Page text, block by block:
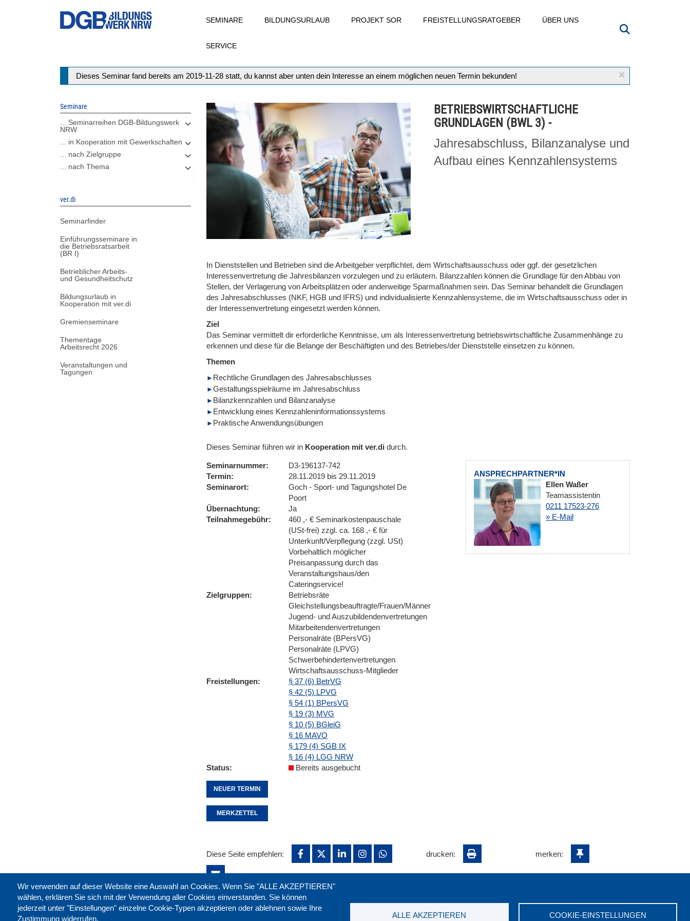
SEMINARE BILDUNGSURLAUB PROJEKT SOR FREISTELLUNGSRATGEBER ÜBER UNS
SERVICE
×
Statusmeldung
Dieses Seminar fand bereits am 2019-11-28 statt, du kannst aber unten dein Interesse an einem möglichen neuen Termin bekunden!
Seminare
... Seminarreihen DGB-Bildungswerk
NRW
... in Kooperation mit Gewerkschaften
... nach Zielgruppe
... nach Thema
ver.di
Seminarfinder
Einführungsseminare in
die Betriebsratsarbeit
(BR I)
Betrieblicher Arbeits-
und Gesundheitschutz
Bildungsurlaub in
Kooperation mit ver.di
Gremienseminare
Thementage
Arbeitsrecht 2026
Veranstaltungen und
Tagungen
BETRIEBSWIRTSCHAFTLICHE
GRUNDLAGEN (BWL 3) -
Jahresabschluss, Bilanzanalyse und
Aufbau eines Kennzahlensystems
In Dienststellen und Betrieben sind die Arbeitgeber verpflichtet, dem Wirtschaftsausschuss oder ggf. der gesetzlichen
Interessenvertretung die Jahresbilanzen vorzulegen und zu erläutern. Bilanzzahlen können die Grundlage für den Abbau von
Stellen, der Verlagerung von Arbeitsplätzen oder anderweitige Sparmaßnahmen sein. Das Seminar behandelt die Grundlagen
des Jahresabschlusses (NKF, HGB und IFRS) und individualisierte Kennzahlensysteme, die im Wirtschaftsausschuss oder in
der Interessenvertretung eingesetzt werden können.
Ziel
Das Seminar vermittelt dir erforderliche Kenntnisse, um als Interessenvertretung betriebswirtschaftliche Zusammenhänge zu
erkennen und diese für die Belange der Beschäftigten und des Betriebes/der Dienststelle einsetzen zu können.
Themen
Rechtliche Grundlagen des Jahresabschlusses
Gestaltungsspielräume im Jahresabschluss
Bilanzkennzahlen und Bilanzanalyse
Entwicklung eines Kennzahleninformationssystems
Praktische Anwendungsübungen
Dieses Seminar führen wir in Kooperation mit ver.di durch.
ANSPRECHPARTNER*IN
Ellen Waßer
Teamassistentin
0211 17523-276
» E-Mail
Seminarnummer
D3-196137-742
Termin
28.11.2019 bis 29.11.2019
Seminarort
Goch - Sport- und Tagungshotel De
Poort
Übernachtung
Ja
Teilnahmegebühr
460 ,- € Seminarkostenpauschale
(USt-frei) zzgl. ca. 168 ,- € für
Unterkunft/Verpflegung (zzgl. USt)
Vorbehaltlich möglicher
Preisanpassung durch das
Veranstaltungshaus/den
Cateringservice!
Zielgruppen
Betriebsräte
Gleichstellungsbeauftragte/Frauen/Männer
Jugend- und Auszubildendenvertretungen
Mitarbeitendenvertretungen
Personalräte (BPersVG)
Personalräte (LPVG)
Schwerbehindertenvertretungen
Wirtschaftsausschuss-Mitglieder
Freistellungen
§ 37 (6) BetrVG
§ 42 (5) LPVG
§ 54 (1) BPersVG
§ 19 (3) MVG
§ 10 (5) BGleiG
§ 16 MAVO
§ 179 (4) SGB IX
§ 16 (4) LGG NRW
Status
Bereits ausgebucht
NEUER TERMIN
MERKZETTEL
Wir verwenden auf dieser Website eine Auswahl an Cookies. Wenn Sie "ALLE AKZEPTIEREN"
wählen, erklären Sie sich mit der Verwendung aller Cookies einverstanden. Sie können
jederzeit unter "Einstellungen" einzelne Cookie-Typen akzeptieren oder ablehnen sowie Ihre
Zustimmung widerrufen.
COOKIE-EINSTELLUNGEN
ALLE AKZEPTIEREN
Diese Seite empfehlen: drucken: merken: